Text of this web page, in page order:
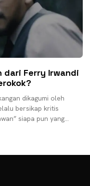
dari Ferry Irwandi
dikagumi oleh
bersikap kritis
siapa pun yang